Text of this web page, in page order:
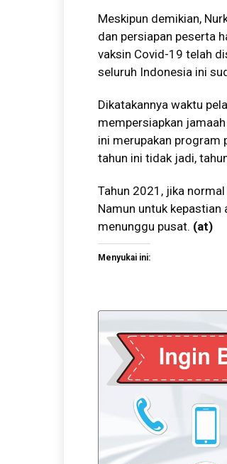
Meskipun demikian,
dan persiapan peserta
vaksin Covid-19 telah
seluruh Indonesia ini
Dikatakannya waktu
mempersiapkan
ini merupakan program
tahun ini tidak jadi,
Tahun 2021, jika
Namun untuk
menunggu pusat. (at)
Menyukai ini: